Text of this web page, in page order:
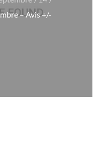
– Avis +/-